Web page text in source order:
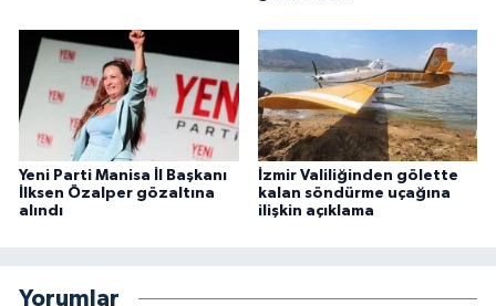
Yeni Parti Manisa İl Başkanı
İlksen Özalper gözaltına
alındı
İzmir Valiliğinden gölette
kalan söndürme uçağına
ilişkin açıklama
Yorumlar